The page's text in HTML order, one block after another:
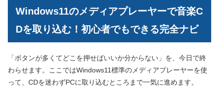
Windows11のメディアプレーヤーで音楽C
Dを取り込む！初心者でもできる完全ナビ
「ボタンが多くてどこを押せばいいか分からない」を、今日で終
わらせます。ここではWindows11標準のメディアプレーヤーを使
って、CDを迷わずPCに取り込むところまで一気に進めます。